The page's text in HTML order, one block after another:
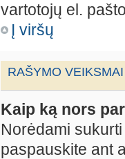
vartotojų el.
Į viršų
RAŠYMO VEIKSMAI
Kaip ką nors
Norėdami
paspauskite ant